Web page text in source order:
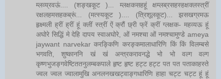
म्लव्य्रवऊं.... (शङ्खकूट )... म्लक्षकसहहूं क्षम्लब्रसहस्हक्षक्लस्त्रीं
रक्षलहमसहकब्रूं... (मत्स्यकूट ).... (त्रिशूलकूट)... झसखग्रमऊ
हृक्ष्मली ह्रीं ह्रीं हूं क्लीं स्त्रीं ऐं क्रौं छ्री फ्रें क्रीं ग्लक्षक- महव्यऊ हूं
अघोरे सिद्धिं मे देहि दापय स्वाअघोरे, ओं नमश्चा ओं नमश्चामुण्डे ameya
jaywant narvekar करङ्किणि करङ्कमालाधारिणि किं किं विलम्बसे
भगवति, शुष्काननि खं खं अन्त्रकरावनद्धे भो भो वल्ग वल्ग
कृष्णभुजङ्गवेष्टिततनुलम्बकपाले हृष्ट हृष्ट हट्ट हट्ट पत पत पताकाहस्ते
ज्वल ज्वल ज्वालामुखि अनलनखखट्वाङ्गधारिणि हाहा चट्ट चट्ट हूं हूं